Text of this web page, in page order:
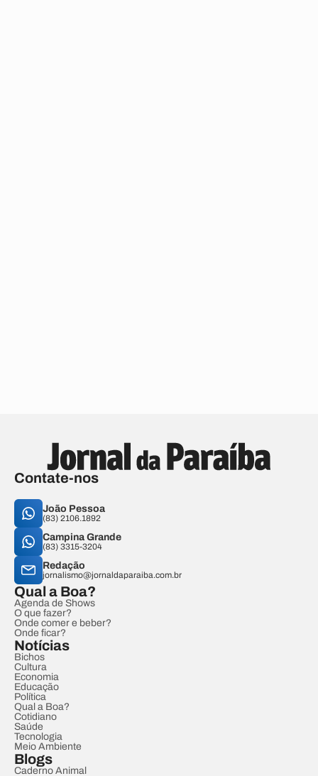
Contate-nos
João Pessoa
(83) 2106.1892
Campina Grande
(83) 3315-3204
Redação
jornalismo@jornaldaparaiba.com.br
Qual a Boa?
Agenda de Shows
O que fazer?
Onde comer e beber?
Onde ficar?
Notícias
Bichos
Cultura
Economia
Educação
Política
Qual a Boa?
Cotidiano
Saúde
Tecnologia
Meio Ambiente
Blogs
Caderno Animal